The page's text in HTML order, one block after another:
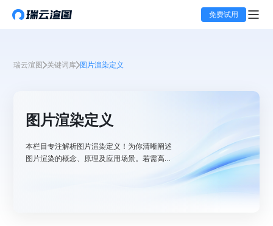
免费试用
瑞云渲图 关键词库 图片渲染定义
图片渲染定义
本栏目专注解析图片渲染定义！为你清晰阐述
图片渲染的概念、原理及应用场景。若需高效